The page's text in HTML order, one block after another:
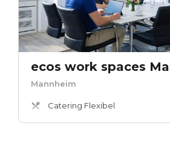
Mannheim
Catering Flexibel